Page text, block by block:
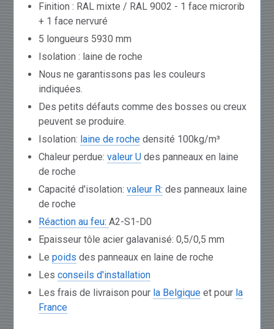
Finition : RAL mixte / RAL 9002 - 1 face microrib
+ 1 face nervuré
5 longueurs 5930 mm
Isolation : laine de roche
Nous ne garantissons pas les couleurs
indiquées.
Des petits défauts comme des bosses ou creux
peuvent se produire.
Isolation: laine de roche densité 100kg/m³
Chaleur perdue:valeur U des panneaux en laine
de roche
Capacité d'isolation:valeur R: des panneaux laine
de roche
Réaction au feu:A2-S1-D0
Epaisseur tôle acier galavanisé: 0,5/0,5 mm
Lepoids des panneaux en laine de roche
Lesconseils d'installation
Les frais de livraison pour la Belgique et pour la
France